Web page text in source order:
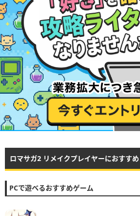
ロマサガ2 リメイクプレイヤーにおすすめ
PCで遊べるおすすめゲーム